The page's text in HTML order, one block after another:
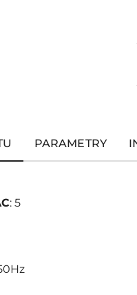
PARAMETRY
: 5